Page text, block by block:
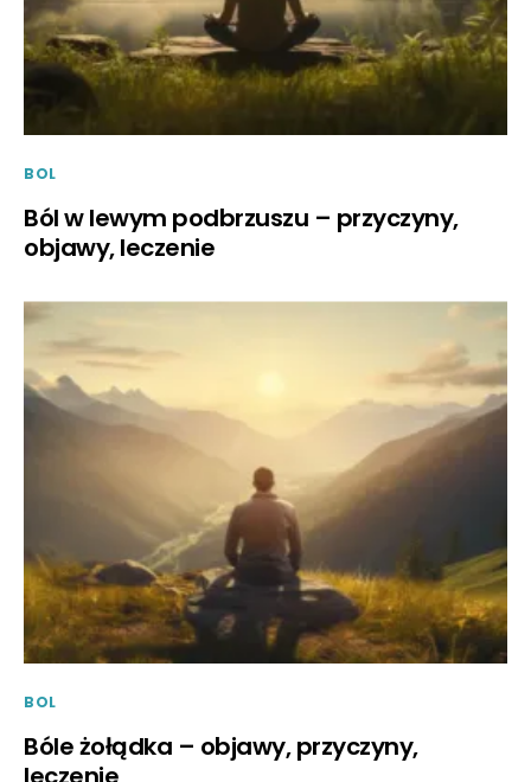
BOL
Ból w lewym podbrzuszu – przyczyny,
objawy, leczenie
BOL
Bóle żołądka – objawy, przyczyny,